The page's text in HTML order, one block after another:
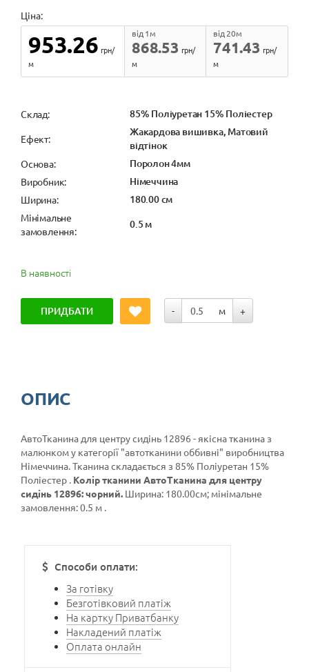
Ціна:
953.26 грн/
м
868.53
від 1м
грн/
м
741.43
від 20м
грн/
м
Cклад: 85% Поліуретан 15% Поліестер
Ефект:
Жакардова вишивка, Матовий
відтінок
Основа: Поролон 4мм
Виробник: Німеччина
Ширина: 180.00 см
Мінімальне
замовлення:
0.5 м
В наявності
ПРИДБАТИ - м +
ОПИС
АвтоТканина для центру сидінь 12896 - якісна тканина з
малюнком у категорії "автотканини оббивні" виробництва
Німеччина. Тканина складається з 85% Поліуретан 15%
Поліестер . Колір тканини АвтоТканина для центру
сидінь 12896: чорний. Ширина: 180.00см; мінімальне
замовлення: 0.5 м .
Способи оплати:
За готівку
Безготівковий платіж
На картку Приватбанку
Накладений платіж
Оплата онлайн